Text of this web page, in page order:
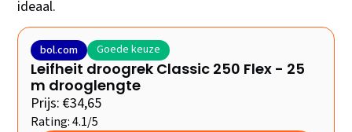
ideaal.
bol.com Goede keuze
Leifheit droogrek Classic 250 Flex - 25
m drooglengte
Prijs: €34,65
Rating: 4.1/5